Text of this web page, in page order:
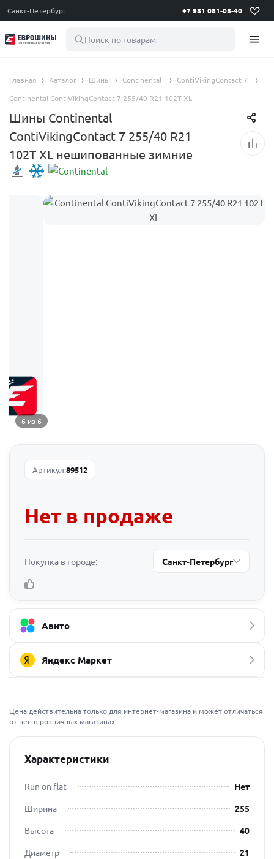
Санкт-Петербург +7 981 081-08-40
Поиск по товарам
Главная Каталог Шины Continental
ContiVikingContact 7
Continental ContiVikingContact 7 255/40 R21 102T XL
Шины Continental
ContiVikingContact 7 255/40 R21
102T XL нешипованные зимние
6 из 6
Артикул:89512
Нет в продаже
Покупка в городе: Санкт-Петербург
Авито
Яндекс Маркет
Цена действительна только для интернет-магазина и может отличаться
от цен в розничных магазинах
Характеристики
Run on flat
Нет
Ширина
255
Высота
40
Диаметр
21